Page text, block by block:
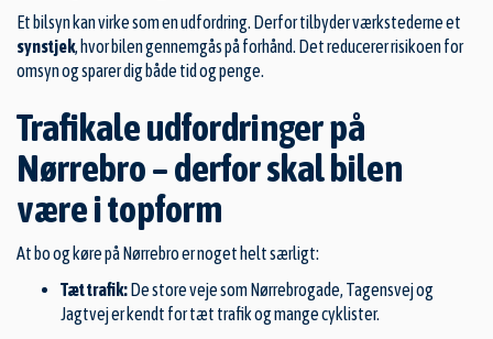
Et bilsyn kan virke som en udfordring. Derfor tilbyder værkstederne et
synstjek, hvor bilen gennemgås på forhånd. Det reducerer risikoen for
omsyn og sparer dig både tid og penge.
Trafikale udfordringer på
Nørrebro – derfor skal bilen
være i topform
At bo og køre på Nørrebro er noget helt særligt:
Tæt trafik:De store veje som Nørrebrogade, Tagensvej og
Jagtvej er kendt for tæt trafik og mange cyklister.